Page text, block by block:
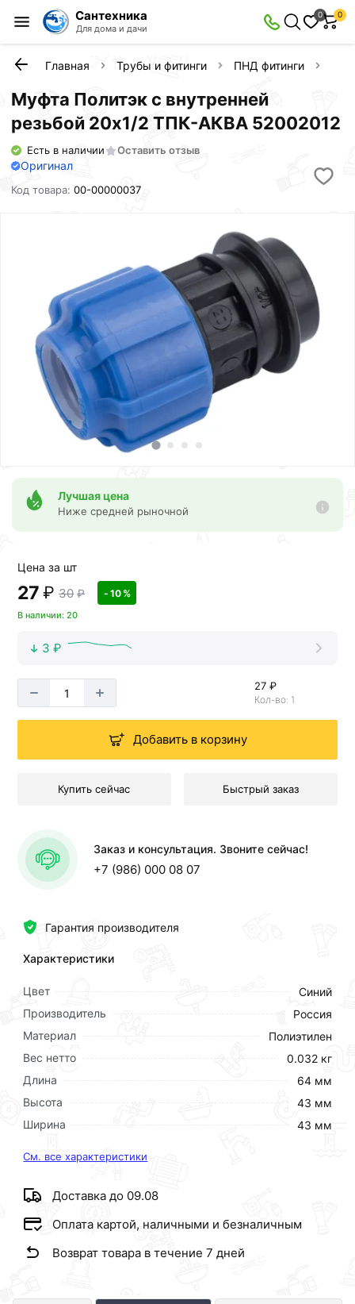
Сантехника
Для дома и дачи
0 0
Главная Трубы и фитинги ПНД фитинги
Муфта Политэк с внутренней
резьбой 20х1/2 ТПК-АКВА 52002012
Есть в наличии Оставить отзыв
Оригинал
Код товара:00-00000037
Гарантия производителя
Характеристики
Цвет
Синий
Производитель
Россия
Материал
Полиэтилен
Вес нетто
0.032 кг
Длина
64 мм
Высота
43 мм
Ширина
43 мм
См. все характеристики
Доставка до 09.08
Оплата картой, наличными и безналичным
Возврат товара в течение 7 дней
Лучшая цена
Ниже средней рыночной
Цена за шт
27 ₽ 30 ₽ - 10 %
В наличии: 20
3 ₽
27 ₽
Кол-во: 1
Добавить в корзину
Купить сейчас Быстрый заказ
Заказ и консультация. Звоните сейчас!
+7 (986) 000 08 07